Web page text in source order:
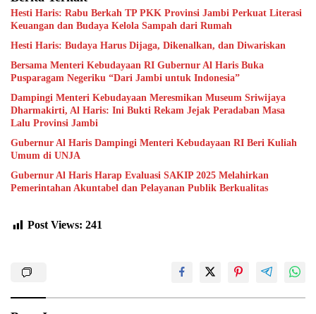
Hesti Haris: Rabu Berkah TP PKK Provinsi Jambi Perkuat Literasi
Keuangan dan Budaya Kelola Sampah dari Rumah
Hesti Haris: Budaya Harus Dijaga, Dikenalkan, dan Diwariskan
Bersama Menteri Kebudayaan RI Gubernur Al Haris Buka
Pusparagam Negeriku “Dari Jambi untuk Indonesia”
Dampingi Menteri Kebudayaan Meresmikan Museum Sriwijaya
Dharmakirti, Al Haris: Ini Bukti Rekam Jejak Peradaban Masa
Lalu Provinsi Jambi
Gubernur Al Haris Dampingi Menteri Kebudayaan RI Beri Kuliah
Umum di UNJA
Gubernur Al Haris Harap Evaluasi SAKIP 2025 Melahirkan
Pemerintahan Akuntabel dan Pelayanan Publik Berkualitas
Post Views: 241